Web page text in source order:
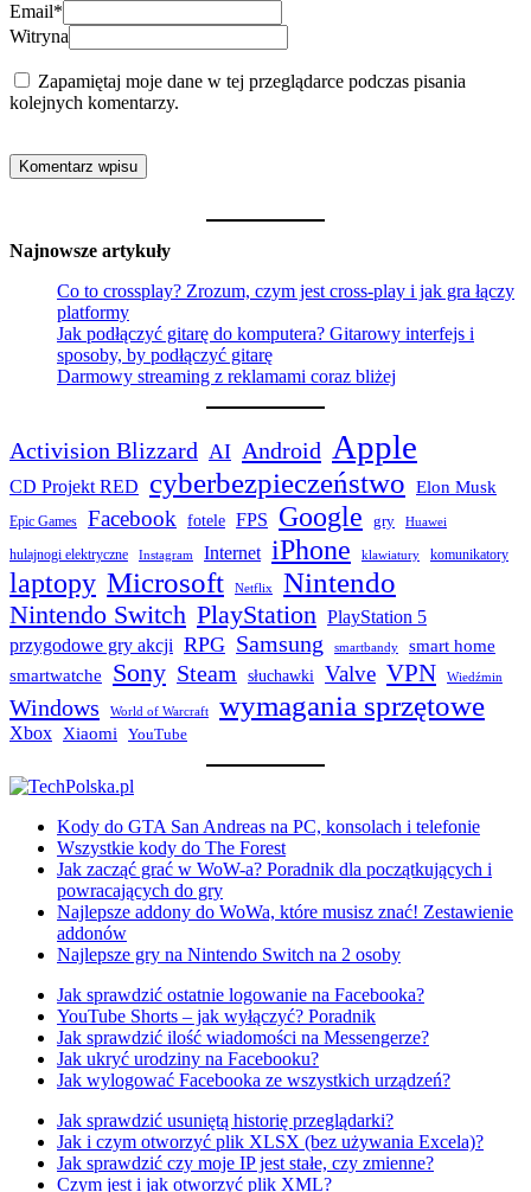
Email*
Witryna
Zapamiętaj moje dane w tej przeglądarce podczas pisania
kolejnych komentarzy.
Najnowsze artykuły
Co to crossplay? Zrozum, czym jest cross-play i jak gra łączy
platformy
Jak podłączyć gitarę do komputera? Gitarowy interfejs i
sposoby, by podłączyć gitarę
Darmowy streaming z reklamami coraz bliżej
Activision Blizzard AI Android Apple
CD Projekt RED cyberbezpieczeństwo Elon Musk
Epic Games Facebook fotele FPS Google gry Huawei
hulajnogi elektryczne Instagram Internet iPhone klawiatury komunikatory
laptopy Microsoft Netflix Nintendo
Nintendo Switch PlayStation PlayStation 5
przygodowe gry akcji RPG Samsung smartbandy smart home
smartwatche Sony Steam słuchawki Valve VPN Wiedźmin
Windows World of Warcraft wymagania sprzętowe
Xbox Xiaomi YouTube
Kody do GTA San Andreas na PC, konsolach i telefonie
Wszystkie kody do The Forest
Jak zacząć grać w WoW-a? Poradnik dla początkujących i
powracających do gry
Najlepsze addony do WoWa, które musisz znać! Zestawienie
addonów
Najlepsze gry na Nintendo Switch na 2 osoby
Jak sprawdzić ostatnie logowanie na Facebooka?
YouTube Shorts – jak wyłączyć? Poradnik
Jak sprawdzić ilość wiadomości na Messengerze?
Jak ukryć urodziny na Facebooku?
Jak wylogować Facebooka ze wszystkich urządzeń?
Jak sprawdzić usuniętą historię przeglądarki?
Jak i czym otworzyć plik XLSX (bez używania Excela)?
Jak sprawdzić czy moje IP jest stałe, czy zmienne?
Czym jest i jak otworzyć plik XML?